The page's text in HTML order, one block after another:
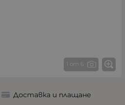
1 от 6
Доставка и плащане